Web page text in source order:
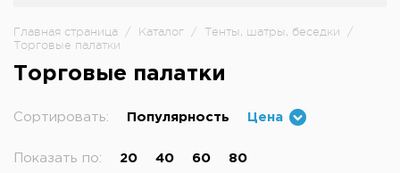
Главная страница / Каталог / Тенты, шатры, беседки
/
Торговые палатки
Торговые палатки
Сортировать: Популярность Цена
Показать по: 20 40 60 80